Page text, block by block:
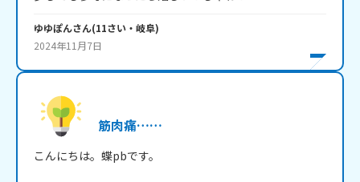
ゆゆぽんさん(11さい・ 岐阜)
2024年11月7日
筋肉痛……
こんにちは。蝶pbです。